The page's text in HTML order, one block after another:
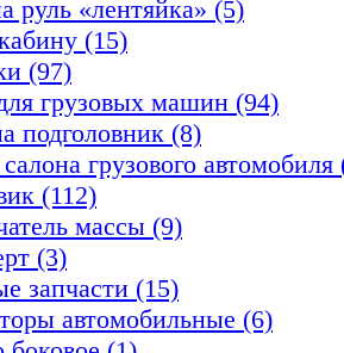
руль «лентяйка» (5)
(15)
(97)
грузовых машин (94)
подголовник (8)
грузового автомобиля
(112)
массы (9)
(3)
запчасти (15)
автомобильные (6)